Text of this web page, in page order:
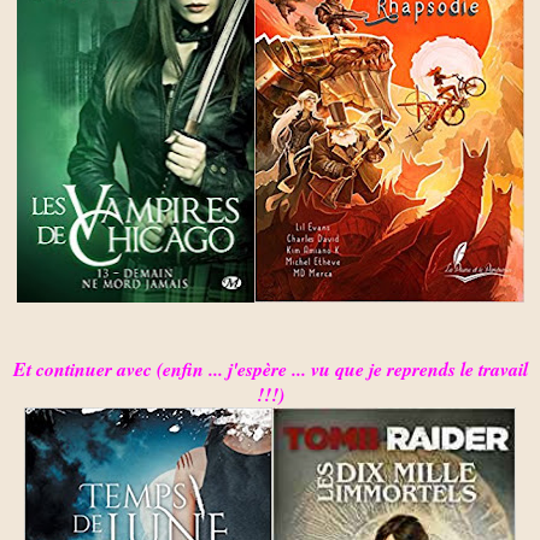
Et continuer avec (enfin ... j'espère ... vu que je reprends le travail
!!!)